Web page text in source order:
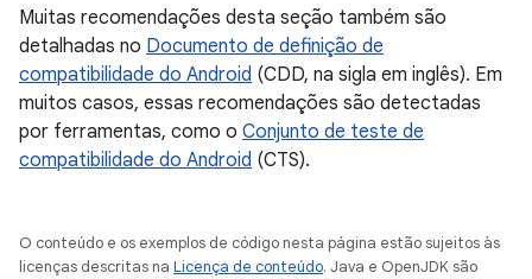
Muitas recomendações desta seção também são
detalhadas no Documento de definição de
compatibilidade do Android (CDD, na sigla em inglês). Em
muitos casos, essas recomendações são detectadas
por ferramentas, como o Conjunto de teste de
compatibilidade do Android (CTS).
O conteúdo e os exemplos de código nesta página estão sujeitos às
licenças descritas na Licença de conteúdo. Java e OpenJDK são